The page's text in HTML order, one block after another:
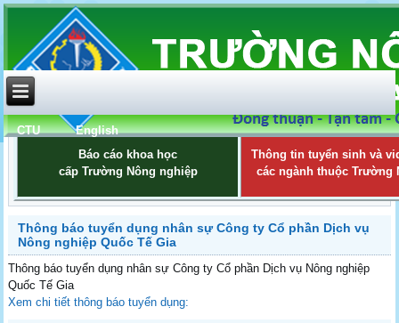
CTU
English
Báo cáo khoa học
cấp Trường Nông nghiệp
Thông tin tuyển sinh và
các ngành thuộc Trường
Thông báo tuyển dụng nhân sự Công ty Cổ phần Dịch vụ
Nông nghiệp Quốc Tế Gia
Thông báo tuyển dụng nhân sự Công ty Cổ phần Dịch vụ Nông nghiệp
Quốc Tế Gia
Xem chi tiết thông báo tuyển dụng: